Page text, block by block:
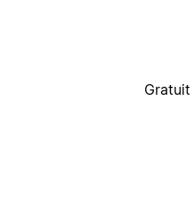
Gratuit